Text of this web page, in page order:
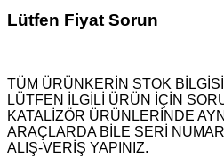
Lütfen Fiyat Sorun
TÜM ÜRÜNKERİN STOK
LÜTFEN İLGİLİ ÜRÜN İÇİN
KATALİZÖR ÜRÜNLERİNDE
ARAÇLARDA BİLE SERİ
ALIŞ-VERİŞ YAPINIZ.